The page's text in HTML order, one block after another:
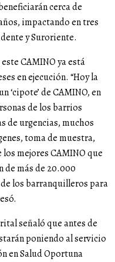
cerca de
impactando en tres
y Suroriente.
CAMINO ya está
en ejecución. “Hoy la
‘cipote’ de CAMINO, en
de los barrios
de urgencias, muchos
toma de muestra,
mejores CAMINO que
de más de 20.000
los barranquilleros para
señaló que antes de
poniendo al servicio
en Salud Oportuna